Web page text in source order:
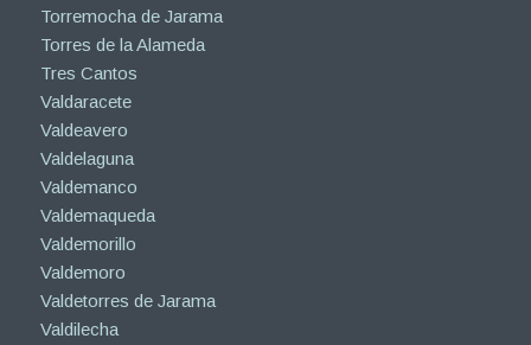
Torremocha de Jarama
Torres de la Alameda
Tres Cantos
Valdaracete
Valdeavero
Valdelaguna
Valdemanco
Valdemaqueda
Valdemorillo
Valdemoro
Valdetorres de Jarama
Valdilecha